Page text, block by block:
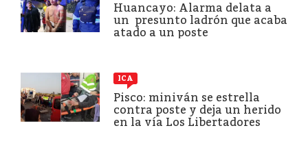
Huancayo: Alarma delata a
un presunto ladrón que acaba
atado a un poste
ICA
Pisco: miniván se estrella
contra poste y deja un herido
en la vía Los Libertadores